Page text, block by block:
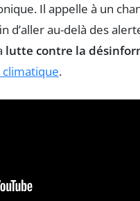
Il appelle à un
d’aller au-delà des
lutte contre la
.